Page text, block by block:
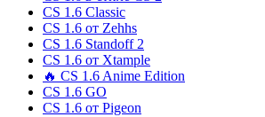
CS 1.6 Classic
CS 1.6 от Zehhs
CS 1.6 Standoff 2
CS 1.6 от Xtample
🔥 CS 1.6 Anime Edition
CS 1.6 GO
CS 1.6 от Pigeon